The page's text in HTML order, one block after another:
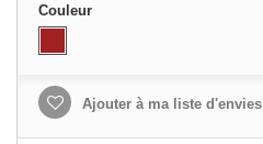
Couleur
Ajouter à ma liste d'envies